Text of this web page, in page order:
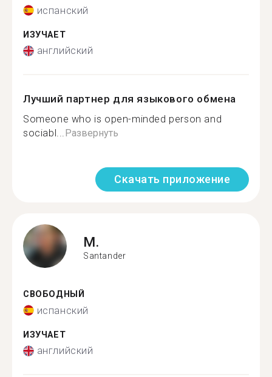
испанский
ИЗУЧАЕТ
английский
Лучший партнер для языкового обмена
Someone who is open-minded person and
sociabl...Развернуть
Скачать приложение
M.
Santander
СВОБОДНЫЙ
испанский
ИЗУЧАЕТ
английский